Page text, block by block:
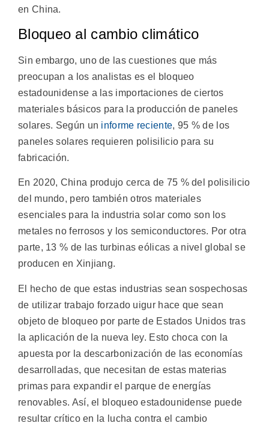
en China.
Bloqueo al cambio climático
Sin embargo, uno de las cuestiones que más
preocupan a los analistas es el bloqueo
estadounidense a las importaciones de ciertos
materiales básicos para la producción de paneles
solares. Según un informe reciente, 95 % de los
paneles solares requieren polisilicio para su
fabricación.
En 2020, China produjo cerca de 75 % del polisilicio
del mundo, pero también otros materiales
esenciales para la industria solar como son los
metales no ferrosos y los semiconductores. Por otra
parte, 13 % de las turbinas eólicas a nivel global se
producen en Xinjiang.
El hecho de que estas industrias sean sospechosas
de utilizar trabajo forzado uigur hace que sean
objeto de bloqueo por parte de Estados Unidos tras
la aplicación de la nueva ley. Esto choca con la
apuesta por la descarbonización de las economías
desarrolladas, que necesitan de estas materias
primas para expandir el parque de energías
renovables. Así, el bloqueo estadounidense puede
resultar crítico en la lucha contra el cambio